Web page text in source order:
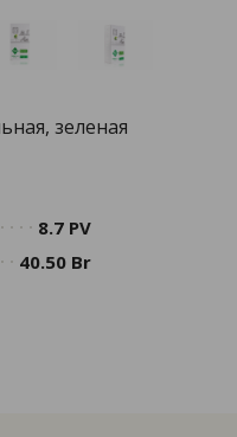
зеленая
8.7 PV
40.50 Br